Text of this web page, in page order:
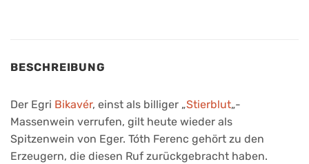
BESCHREIBUNG
Der Egri Bikavér, einst als billiger „Stierblut„-
Massenwein verrufen, gilt heute wieder als
Spitzenwein von Eger. Tóth Ferenc gehört zu den
Erzeugern, die diesen Ruf zurückgebracht haben.